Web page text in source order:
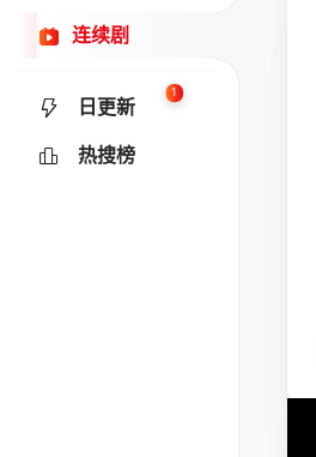
连续剧
日更新
1
热搜榜